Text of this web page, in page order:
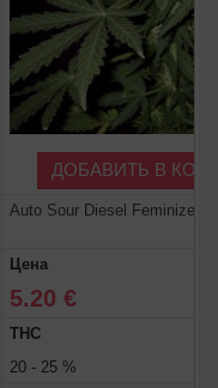
ДОБАВИТЬ В
Auto Sour Diesel Feminized
Цена
5.20 €
THC
20 - 25 %